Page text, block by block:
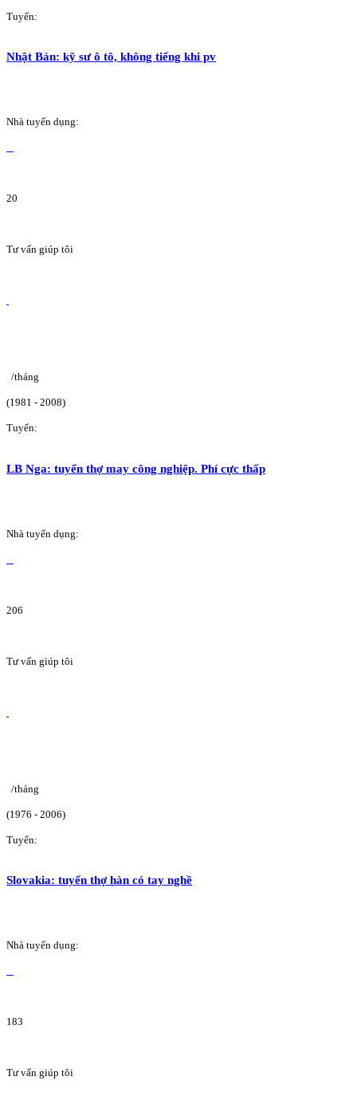
Tuyển:
Nhật Bản: kỹ sư ô tô, không tiếng khi pv
Nhà tuyển dụng:
20
Tư vấn giúp tôi
/tháng
(1981 - 2008)
Tuyển:
LB Nga: tuyển thợ may công nghiệp. Phí cực thấp
Nhà tuyển dụng:
206
Tư vấn giúp tôi
/tháng
(1976 - 2006)
Tuyển:
Slovakia: tuyển thợ hàn có tay nghề
Nhà tuyển dụng:
183
Tư vấn giúp tôi